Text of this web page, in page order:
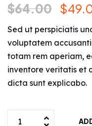
$64.00 $
Sed ut perspiciatis
voluptatem
totam rem aperiam,
inventore veritatis et
dicta sunt explicabo.